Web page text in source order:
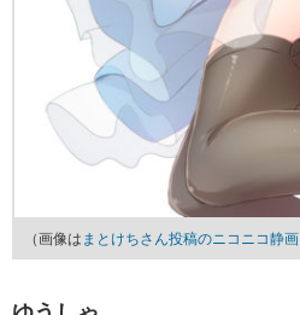
（画像は まとけちさん投稿のニコニコ静画